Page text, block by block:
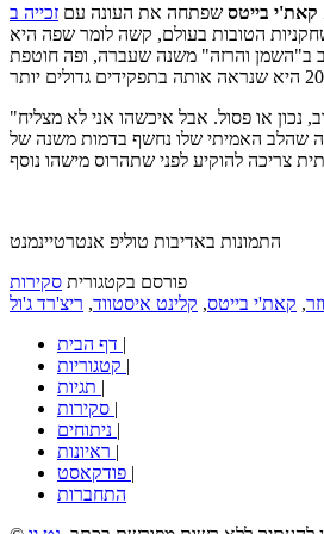
קאת'י בייטס שפתחה את העונה עם
הטובות בעולם, קשה לומר שפה היא
ב"השמן והרזה" משנה שעברה, ופה חוטפת
"נכון או פסול. אבל איכשהו אני לא מצליח
שהלב האמיתי שלו נחשף בדמות משנה של
התמונות באדיבות טוליפ אנטרטיינמנט
פורסם בקטגורית סקירות
, קאת'י בייטס, קלינט איסטווד, ריצ'רד ג'ול
|
|
|
|
|
|
|
התחברות